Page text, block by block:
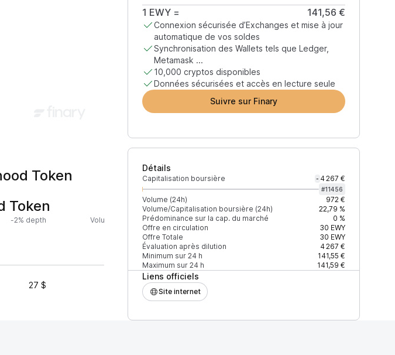
1 EWY= 141,56 €
Connexion sécurisée d’Exchanges et mise à jour
automatique de vos soldes
Synchronisation des Wallets tels que Ledger,
Metamask ...
10,000 cryptos disponibles
Données sécurisées et accès en lecture seule
Suivre sur Finary
Détails
Capitalisation boursière - 4 267 €
#11456
Volume (24h)
972 €
Volume/Capitalisation boursière (24h)
22,79 %
Prédominance sur la cap. du marché
0 %
Offre en circulation
30 EWY
Offre Totale
30 EWY
Évaluation après dilution
4 267 €
Minimum sur 24 h
141,55 €
Maximum sur 24 h
141,59 €
Liens officiels
Site internet
Token
Token
-2% depth Volume (24h) % du volume Confiance Mis à jour
27 $ 0,39 %